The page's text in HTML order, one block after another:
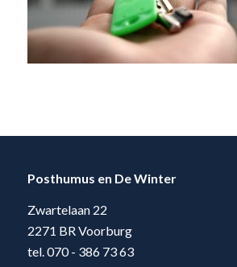
Posthumus en De Winter
Zwartelaan 22
2271 BR Voorburg
tel. 070 - 386 73 63